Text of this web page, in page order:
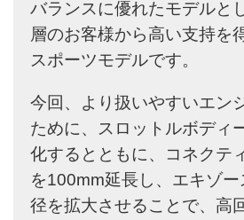
バランスに優れたモデルと
層のお客様から高い支持を
スポーツモデルです。
今回、より扱いやすいエン
ために、スロットルボディ
化するとともに、コネクテ
を100mm延長し、エキゾ
径を拡大させることで、高